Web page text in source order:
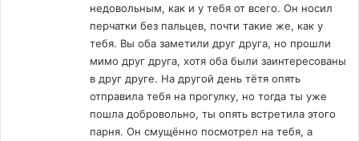
недовольным, как и у тебя от всего. Он носил
перчатки без пальцев, почти такие же, как у
тебя. Вы оба заметили друг друга, но прошли
мимо друг друга, хотя оба были заинтересованы
в друг друге. На другой день тётя опять
отправила тебя на прогулку, но тогда ты уже
пошла добровольно, ты опять встретила этого
парня. Он смущённо посмотрел на тебя, а